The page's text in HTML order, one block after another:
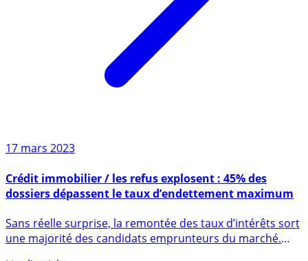
17 mars 2023
dossiers dépassent le taux d’endettement maximum